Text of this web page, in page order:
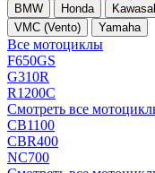
BMW Honda
VMC (Vento)
Yamaha
Все мотоциклы
F650GS
G310R
R1200C
Смотреть все
CB1100
CBR400
NC700